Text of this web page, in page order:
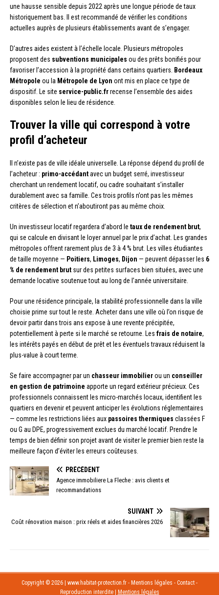
une hausse sensible depuis 2022 après une longue période de taux
historiquement bas. Il est recommandé de vérifier les conditions
actuelles auprès de plusieurs établissements avant de s’engager.
D’autres aides existent à l’échelle locale. Plusieurs métropoles
proposent des subventions municipales ou des prêts bonifiés pour
favoriser l’accession à la propriété dans certains quartiers. Bordeaux
Métropole ou la Métropole de Lyon ont mis en place ce type de
dispositif. Le site service-public.frrecense l’ensemble des aides
disponibles selon le lieu de résidence.
Trouver la ville qui correspond à votre
profil d’acheteur
Il n’existe pas de ville idéale universelle. La réponse dépend du profil de
l’acheteur : primo-accédantavec un budget serré, investisseur
cherchant un rendement locatif, ou cadre souhaitant s’installer
durablement avec sa famille. Ces trois profils n’ont pas les mêmes
critères de sélection et n’aboutiront pas au même choix.
Un investisseur locatif regardera d’abord le taux de rendement brut,
qui se calcule en divisant le loyer annuel par le prix d’achat. Les grandes
métropoles offrent rarement plus de 3 à 4 % brut. Les villes étudiantes
de taille moyenne — Poitiers, Limoges, Dijon — peuvent dépasser les 6
% de rendement brut sur des petites surfaces bien situées, avec une
demande locative soutenue tout au long de l’année universitaire.
Pour une résidence principale, la stabilité professionnelle dans la ville
choisie prime sur tout le reste. Acheter dans une ville où l’on risque de
devoir partir dans trois ans expose à une revente précipitée,
potentiellement à perte si le marché se retourne. Les frais de notaire,
les intérêts payés en début de prêt et les éventuels travaux réduisent la
plus-value à court terme.
Se faire accompagner par un chasseur immobilierou un conseiller
en gestion de patrimoine apporte un regard extérieur précieux. Ces
professionnels connaissent les micro-marchés locaux, identifient les
quartiers en devenir et peuvent anticiper les évolutions réglementaires
— comme les restrictions liées aux passoires thermiques classées F
ou G au DPE, progressivement exclues du marché locatif. Prendre le
temps de bien définir son projet avant de visiter le premier bien reste la
meilleure façon d’éviter les erreurs coûteuses.
PRÉCÉDENT
Agence immobiliere La Fleche : avis clients et
recommandations
SUIVANT
Coût rénovation maison : prix réels et aides financières 2026
Copyright © 2026 | www.habitat-protection.fr - Mentions légales - Contact -
Reproduction interdite | Mentions légales